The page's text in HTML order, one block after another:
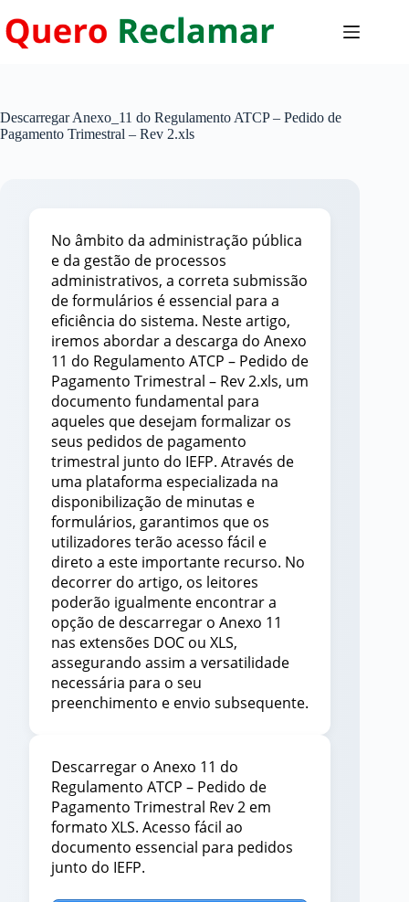
para
o
Descarregar Anexo_11 do Regulamento ATCP – Pedido de
Pagamento Trimestral – Rev 2.xls
No âmbito da administração pública
e da gestão de processos
administrativos, a correta submissão
de formulários é essencial para a
eficiência do sistema. Neste artigo,
iremos abordar a descarga do Anexo
11 do Regulamento ATCP – Pedido de
Pagamento Trimestral – Rev 2.xls, um
documento fundamental para
aqueles que desejam formalizar os
seus pedidos de pagamento
trimestral junto do IEFP. Através de
uma plataforma especializada na
disponibilização de minutas e
formulários, garantimos que os
utilizadores terão acesso fácil e
direto a este importante recurso. No
decorrer do artigo, os leitores
poderão igualmente encontrar a
opção de descarregar o Anexo 11
nas extensões DOC ou XLS,
assegurando assim a versatilidade
necessária para o seu
preenchimento e envio subsequente.
Descarregar o Anexo 11 do
Regulamento ATCP – Pedido de
Pagamento Trimestral Rev 2 em
formato XLS. Acesso fácil ao
documento essencial para pedidos
junto do IEFP.